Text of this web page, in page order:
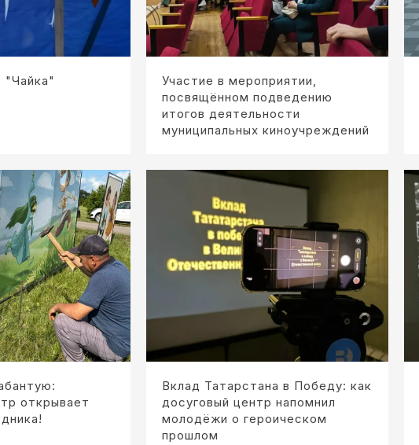
"Чайка"
Участие в мероприятии,
посвящённом подведению
итогов деятельности
муниципальных киноучреждений
открывает
Вклад Татарстана в Победу: как
досуговый центр напомнил
молодёжи о героическом
прошлом